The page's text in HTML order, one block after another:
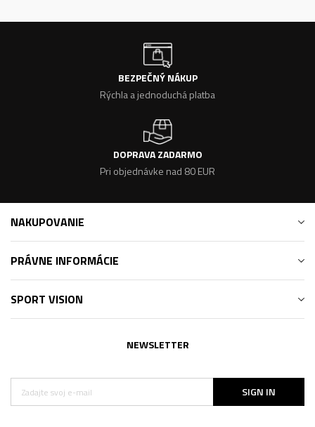
BEZPEČNÝ NÁKUP
Rýchla a jednoduchá platba
DOPRAVA ZADARMO
Pri objednávke nad 80 EUR
NAKUPOVANIE
PRÁVNE INFORMÁCIE
SPORT VISION
NEWSLETTER
SIGN IN